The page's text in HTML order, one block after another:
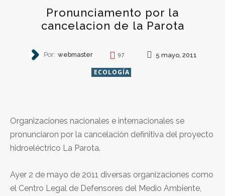
Pronunciamento por la
cancelacion de la Parota
Por: webmaster 97 5 mayo, 2011
ECOLOGÍA
Organizaciones nacionales e internacionales se
pronunciaron por la cancelación definitiva del proyecto
hidroeléctrico La Parota.
Ayer 2 de mayo de 2011 diversas organizaciones como
el Centro Legal de Defensores del Medio Ambiente,